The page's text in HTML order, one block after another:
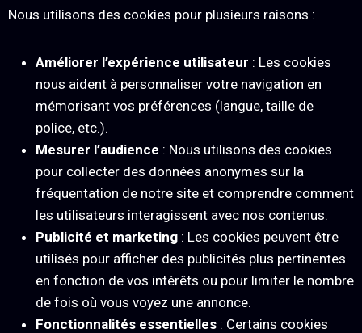
Nous utilisons des cookies pour plusieurs raisons :
Améliorer l’expérience utilisateur : Les cookies
nous aident à personnaliser votre navigation en
mémorisant vos préférences (langue, taille de
police, etc.).
Mesurer l’audience : Nous utilisons des cookies
pour collecter des données anonymes sur la
fréquentation de notre site et comprendre comment
les utilisateurs interagissent avec nos contenus.
Publicité et marketing : Les cookies peuvent être
utilisés pour afficher des publicités plus pertinentes
en fonction de vos intérêts ou pour limiter le nombre
de fois où vous voyez une annonce.
Fonctionnalités essentielles : Certains cookies